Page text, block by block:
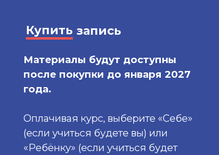
Купить запись
Материалы будут доступны
после покупки до января 2027
года.
Оплачивая курс, выберите «Себе»
(если учиться будете вы) или
«Ребёнку» (если учиться будет